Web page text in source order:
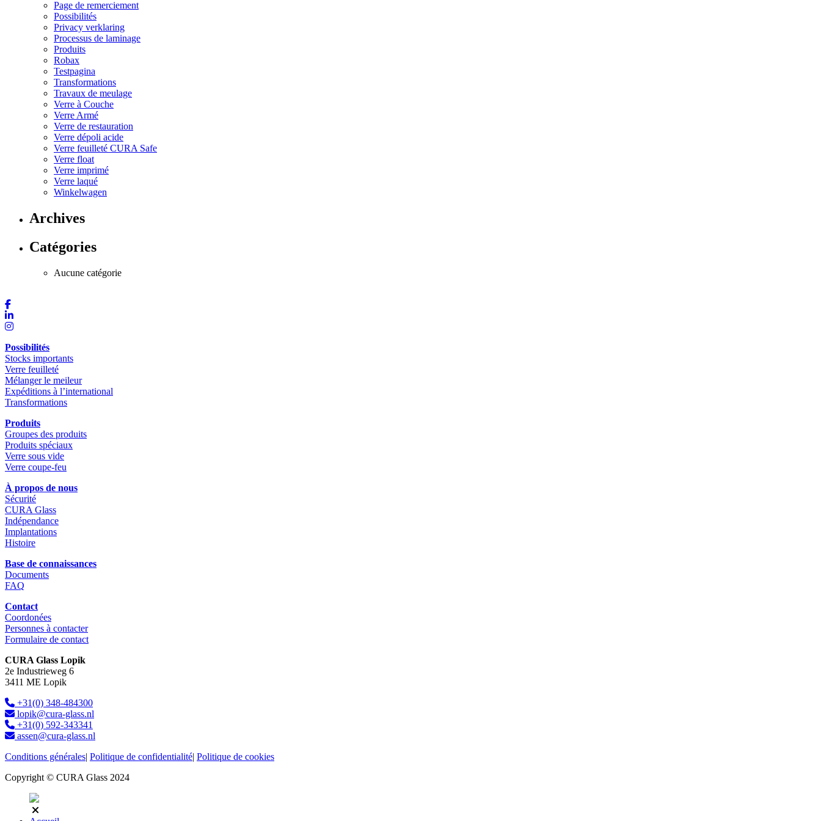
Page de remerciement
Possibilités
Privacy verklaring
Processus de laminage
Produits
Robax
Testpagina
Transformations
Travaux de meulage
Verre à Couche
Verre Armé
Verre de restauration
Verre dépoli acide
Verre feuilleté CURA Safe
Verre float
Verre imprimé
Verre laqué
Winkelwagen
Archives
Catégories
Aucune catégorie
Possibilités
Stocks importants
Verre feuilleté
Mélanger le meileur
Expéditions à l’international
Transformations
Produits
Groupes des produits
Produits spéciaux
Verre sous vide
Verre coupe-feu
À propos de nous
Sécurité
CURA Glass
Indépendance
Implantations
Histoire
Base de connaissances
Documents
FAQ
Contact
Coordonées
Personnes à contacter
Formulaire de contact
CURA Glass Lopik
2e Industrieweg 6
3411 ME Lopik
+31(0) 348-484300
lopik@cura-glass.nl
+31(0) 592-343341
assen@cura-glass.nl
Conditions générales| Politique de confidentialité| Politique de cookies
Copyright © CURA Glass 2024